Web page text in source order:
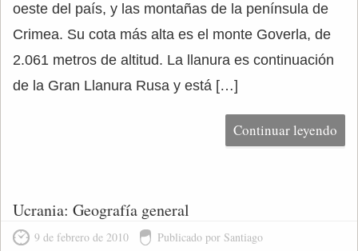
oeste del país, y las montañas de la península de
Crimea. Su cota más alta es el monte Goverla, de
2.061 metros de altitud. La llanura es continuación
de la Gran Llanura Rusa y está […]
Continuar leyendo
Ucrania: Geografía general
9 de febrero de 2010 Publicado por Santiago